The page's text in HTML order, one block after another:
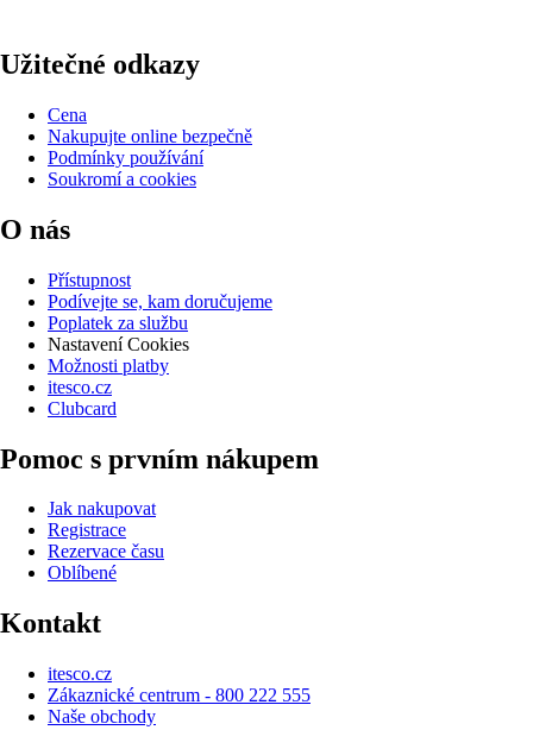
Užitečné odkazy
Cena
Nakupujte online bezpečně
Podmínky používání
Soukromí a cookies
O nás
Přístupnost
Podívejte se, kam doručujeme
Poplatek za službu
Nastavení Cookies
Možnosti platby
itesco.cz
Clubcard
Pomoc s prvním nákupem
Jak nakupovat
Registrace
Rezervace času
Oblíbené
Kontakt
itesco.cz
Zákaznické centrum - 800 222 555
Naše obchody